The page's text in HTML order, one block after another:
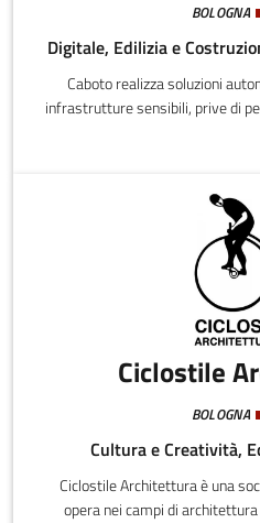
BOLOGNA
Digitale, Edilizia e
Caboto realizza soluzioni
infrastrutture sensibili, prive di
di intelligenza artificiale e
nel metaverso per la fruizione
digitale
Ciclostile
BOLOGNA
Cultura e Creatività,
Ciclostile Architettura è una
opera nei campi di